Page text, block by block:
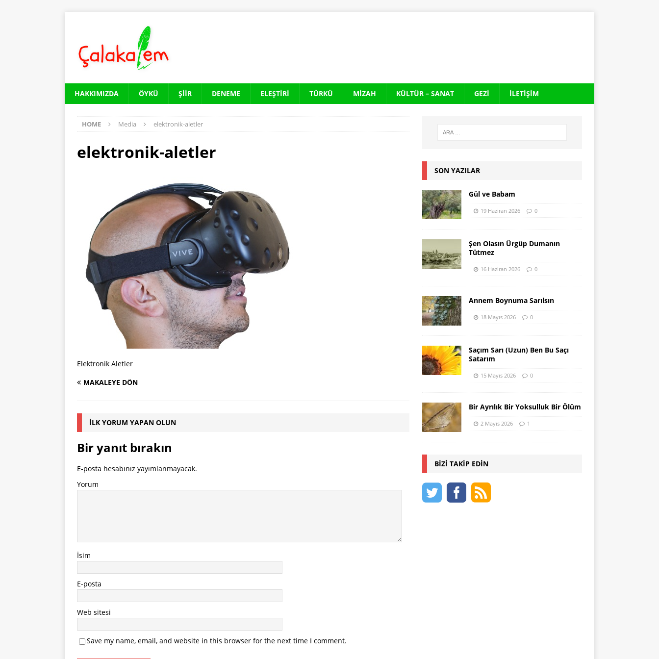
HAKKIMIZDA ÖYKÜ ŞIIR DENEME ELEŞTIRI TÜRKÜ MIZAH KÜLTÜR – SANAT GEZI İLETIŞIM
HOME Media elektronik-aletler
elektronik-aletler
Elektronik Aletler
MAKALEYE DÖN
İLK YORUM YAPAN OLUN
Bir yanıt bırakın
E-posta hesabınız yayımlanmayacak.
Yorum
İsim
E-posta
Web sitesi
Save my name, email, and website in this browser for the next time I comment.
SON YAZILAR
Gül ve Babam
19 Haziran 2026 0
Şen Olasın Ürgüp Dumanın
Tütmez
16 Haziran 2026 0
Annem Boynuma Sarılsın
18 Mayıs 2026 0
Saçım Sarı (Uzun) Ben Bu Saçı
Satarım
15 Mayıs 2026 0
Bir Ayrılık Bir Yoksulluk Bir Ölüm
2 Mayıs 2026 1
BIZI TAKIP EDIN